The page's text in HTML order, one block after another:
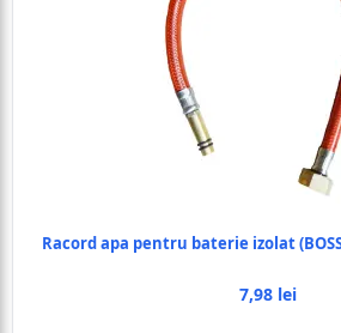
Racord apa pentru baterie izolat
7,98 lei